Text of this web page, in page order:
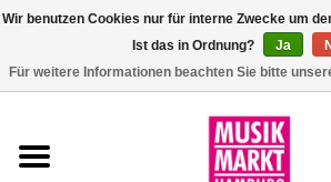
Aktion
Wir benutzen Cookies nur für interne Zwecke um
Ist das in Ordnung?
Ja
Für weitere Informationen beachten Sie bitte